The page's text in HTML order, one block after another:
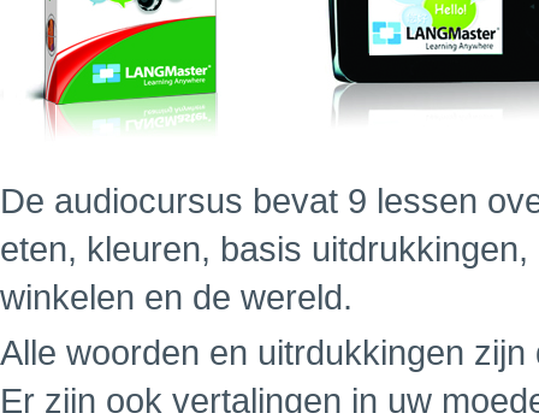
De audiocursus bevat 9 lessen
eten, kleuren, basis
winkelen en de wereld.
Alle woorden en uitrdukkingen
Er zijn ook vertalingen in uw